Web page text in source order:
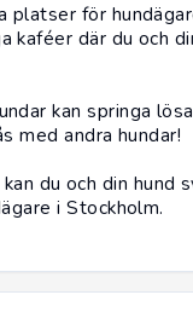
platser för
kaféer där du och
kan springa
med andra hundar!
du och din hund
i Stockholm.